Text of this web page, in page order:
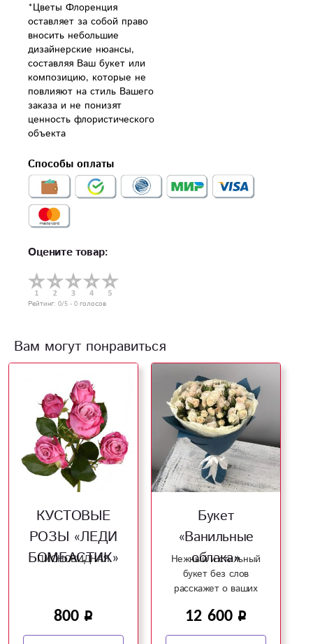
*Цветы Флоренция
оставляет за собой право
вносить небольшие
дизайнерские нюансы,
составляя Ваш букет или
композицию, которые не
повлияют на стиль Вашего
заказа и не понизят
ценность флористического
объекта
Способы оплаты
Оцените товар:
Рейтинг: 0/5 - 0 голосов
Вам могут понравиться
КУСТОВЫЕ
РОЗЫ «ЛЕДИ
БОМБАСТИК»
ПИОНОВИДНАЯ
800
Букет
«Ванильные
облака»
Нежный и стильный
букет без слов
расскажет о ваших
12 600